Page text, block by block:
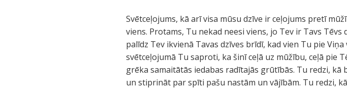
Svētceļojums, kā arī visa mūsu dzīve ir ceļojums pretī
viens. Protams, Tu nekad neesi viens, jo Tev ir Tavs
palīdz Tev ikvienā Tavas dzīves brīdī, kad vien Tu pie
svētceļojumā Tu saproti, ka šinī ceļā uz mūžību, ceļā pie
grēka samaitātās iedabas radītajās grūtībās. Tu redzi,
un stiprināt par spīti pašu nastām un vājībām. Tu redzi,